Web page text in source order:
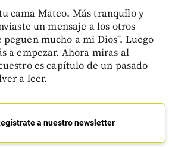
cama Mateo. Más tranquilo y
un mensaje a los otros
peguen mucho a mi Dios". Luego
a empezar. Ahora miras al
es capítulo de un pasado
a leer.
a nuestro newsletter